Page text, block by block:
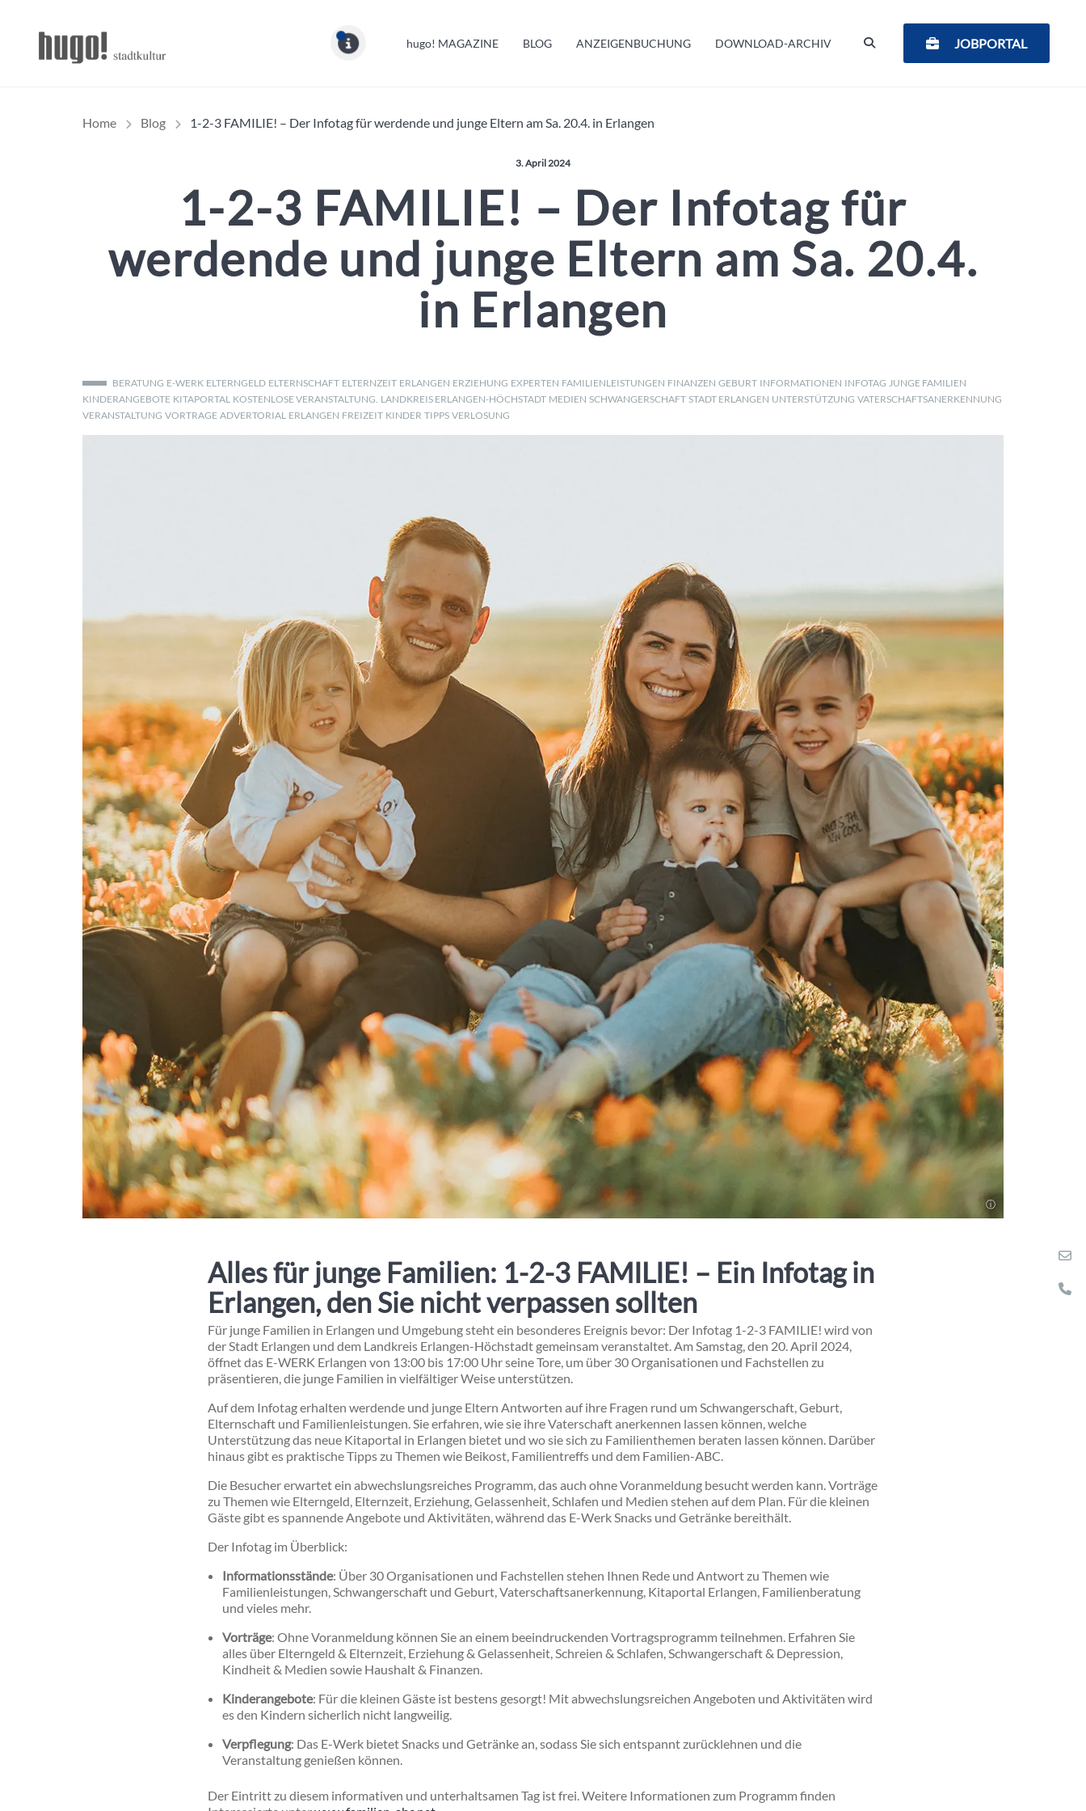
hugo! MAGAZINE BLOG ANZEIGENBUCHUNG DOWNLOAD-ARCHIV JOBPORTAL
Home Blog 1-2-3 FAMILIE! – Der Infotag für werdende und junge Eltern am Sa. 20.4. in Erlangen
Veröffentlicht am:
3. April 2024
1-2-3 FAMILIE! – Der Infotag für
werdende und junge Eltern am Sa. 20.4.
in Erlangen
BERATUNG E-WERK ELTERNGELD ELTERNSCHAFT ELTERNZEIT ERLANGEN ERZIEHUNG EXPERTEN FAMILIENLEISTUNGEN FINANZEN GEBURT INFORMATIONEN INFOTAG JUNGE FAMILIEN
KINDERANGEBOTE KITAPORTAL KOSTENLOSE VERANSTALTUNG. LANDKREIS ERLANGEN-HÖCHSTADT MEDIEN SCHWANGERSCHAFT STADT ERLANGEN UNTERSTÜTZUNG VATERSCHAFTSANERKENNUNG
VERANSTALTUNG VORTRAGE ADVERTORIAL ERLANGEN FREIZEIT KINDER TIPPS VERLOSUNG
Alles für junge Familien: 1-2-3 FAMILIE! – Ein Infotag in
Erlangen, den Sie nicht verpassen sollten
Für junge Familien in Erlangen und Umgebung steht ein besonderes Ereignis bevor: Der Infotag 1-2-3 FAMILIE! wird von
der Stadt Erlangen und dem Landkreis Erlangen-Höchstadt gemeinsam veranstaltet. Am Samstag, den 20. April 2024,
öffnet das E-WERK Erlangen von 13:00 bis 17:00 Uhr seine Tore, um über 30 Organisationen und Fachstellen zu
präsentieren, die junge Familien in vielfältiger Weise unterstützen.
Auf dem Infotag erhalten werdende und junge Eltern Antworten auf ihre Fragen rund um Schwangerschaft, Geburt,
Elternschaft und Familienleistungen. Sie erfahren, wie sie ihre Vaterschaft anerkennen lassen können, welche
Unterstützung das neue Kitaportal in Erlangen bietet und wo sie sich zu Familienthemen beraten lassen können. Darüber
hinaus gibt es praktische Tipps zu Themen wie Beikost, Familientreffs und dem Familien-ABC.
Die Besucher erwartet ein abwechslungsreiches Programm, das auch ohne Voranmeldung besucht werden kann. Vorträge
zu Themen wie Elterngeld, Elternzeit, Erziehung, Gelassenheit, Schlafen und Medien stehen auf dem Plan. Für die kleinen
Gäste gibt es spannende Angebote und Aktivitäten, während das E-Werk Snacks und Getränke bereithält.
Der Infotag im Überblick:
Informationsstände: Über 30 Organisationen und Fachstellen stehen Ihnen Rede und Antwort zu Themen wie
Familienleistungen, Schwangerschaft und Geburt, Vaterschaftsanerkennung, Kitaportal Erlangen, Familienberatung
und vieles mehr.
Vorträge: Ohne Voranmeldung können Sie an einem beeindruckenden Vortragsprogramm teilnehmen. Erfahren Sie
alles über Elterngeld & Elternzeit, Erziehung & Gelassenheit, Schreien & Schlafen, Schwangerschaft & Depression,
Kindheit & Medien sowie Haushalt & Finanzen.
Kinderangebote: Für die kleinen Gäste ist bestens gesorgt! Mit abwechslungsreichen Angeboten und Aktivitäten wird
es den Kindern sicherlich nicht langweilig.
Verpflegung: Das E-Werk bietet Snacks und Getränke an, sodass Sie sich entspannt zurücklehnen und die
Veranstaltung genießen können.
Der Eintritt zu diesem informativen und unterhaltsamen Tag ist frei. Weitere Informationen zum Programm finden